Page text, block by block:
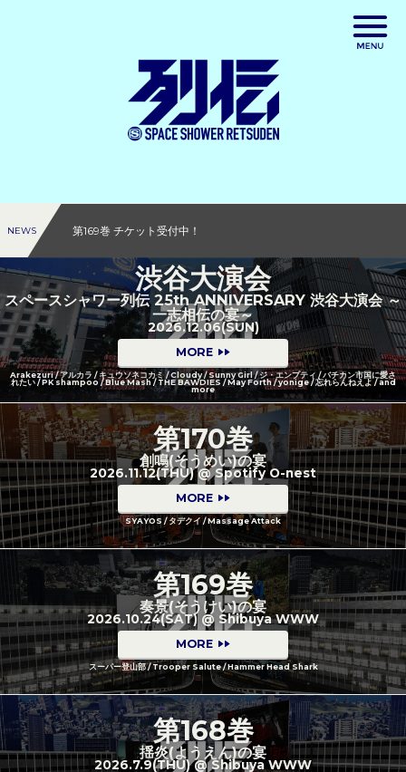
NEWS 渋谷大演会 チケット受付中！
第170巻 チケット受付中！
第169巻 チケット受付中！渋谷大演会
スペースシャワー列伝 25th ANNIVERSARY 渋谷大演会 ～
一志相伝の宴～
2026.12.06(SUN)
MORE
Arakezuri / アルカラ / キュウソネコカミ / Cloudy / Sunny Girl / ジ・エンプティ / バチカン市国に愛さ
れたい / PK shampoo / Blue Mash / THE BAWDIES / May Forth / yonige / 忘れらんねえよ / and
more
第170巻
創鳴(そうめい)の宴
2026.11.12(THU) @ Spotify O-nest
MORE
SYAYOS / タデクイ / Massage Attack
第169巻
奏景(そうけい)の宴
2026.10.24(SAT) @ Shibuya WWW
MORE
スーパー登山部 / Trooper Salute / Hammer Head Shark
第168巻
揺炎(ようえん)の宴
2026.7.9(THU) @ Shibuya WWW